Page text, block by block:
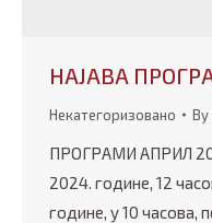
НАЈАВА
Некатегоризовано By
ПРОГРАМИ АПРИЛ
2024. године, 12
године, у 10